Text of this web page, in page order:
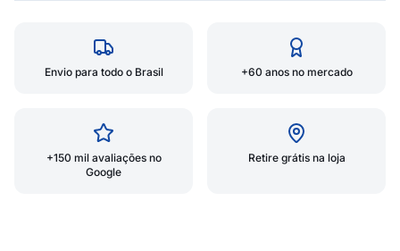
Envio para todo o Brasil +60 anos no mercado
+150 mil avaliações no
Google
Retire grátis na loja